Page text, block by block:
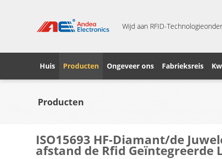
Wijd aan RFID-
Huis Producten Ongeveer ons Fabrieksreis
Producten
ISO15693 HF-Diamant/de
afstand de Rfid Geïntegreerde